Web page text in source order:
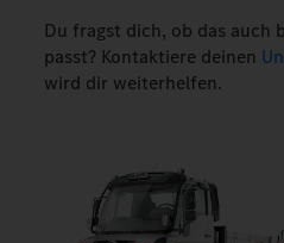
Du fragst dich, ob das auch
passt? Kontaktiere deinen
wird dir weiterhelfen.